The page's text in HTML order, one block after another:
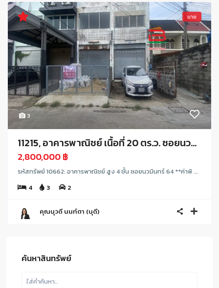
3
ขาย
11215, อาคารพาณิชย์ เนื้อที่ 20 ตร.ว. ซอยนว...
2,800,000 ฿
รหัสทรัพย์ 10662: อาคารพาณิชย์ สูง 4 ชั้น ซอยนวมินทร์ 64 **ค่าพิ ...
4
3 2
คุณนุวดี นนท์ตา (นุดี)
ค้นหาสินทรัพย์